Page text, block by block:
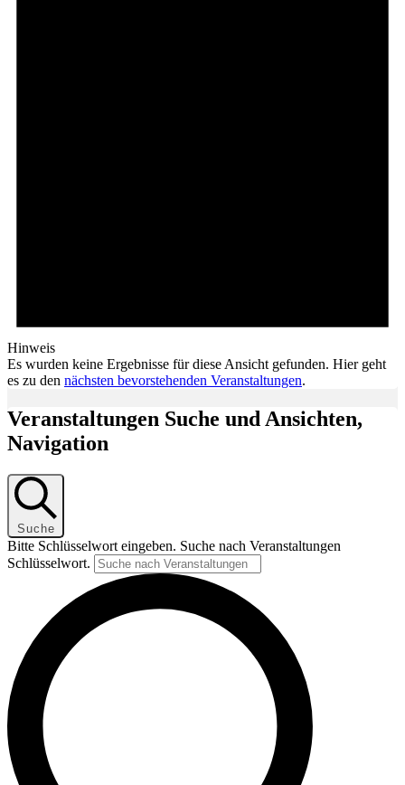
Hinweis
Es wurden keine Ergebnisse für diese Ansicht gefunden. Hier geht
es zu den nächsten bevorstehenden Veranstaltungen.
Veranstaltungen Suche und Ansichten,
Navigation
Suche
Bitte Schlüsselwort eingeben. Suche nach Veranstaltungen
Schlüsselwort.